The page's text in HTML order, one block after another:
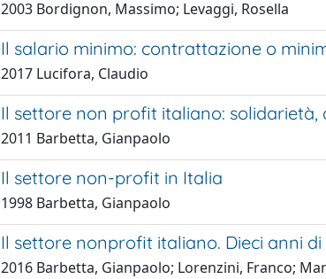
2003 Bordignon, Massimo; Levaggi, Rosella
Il salario minimo: contrattazione o
2017 Lucifora, Claudio
Il settore non profit italiano:
2011 Barbetta, Gianpaolo
Il settore non-profit in Italia
1998 Barbetta, Gianpaolo
Il settore nonprofit italiano. Dieci anni
2016 Barbetta, Gianpaolo; Lorenzini, Franco;